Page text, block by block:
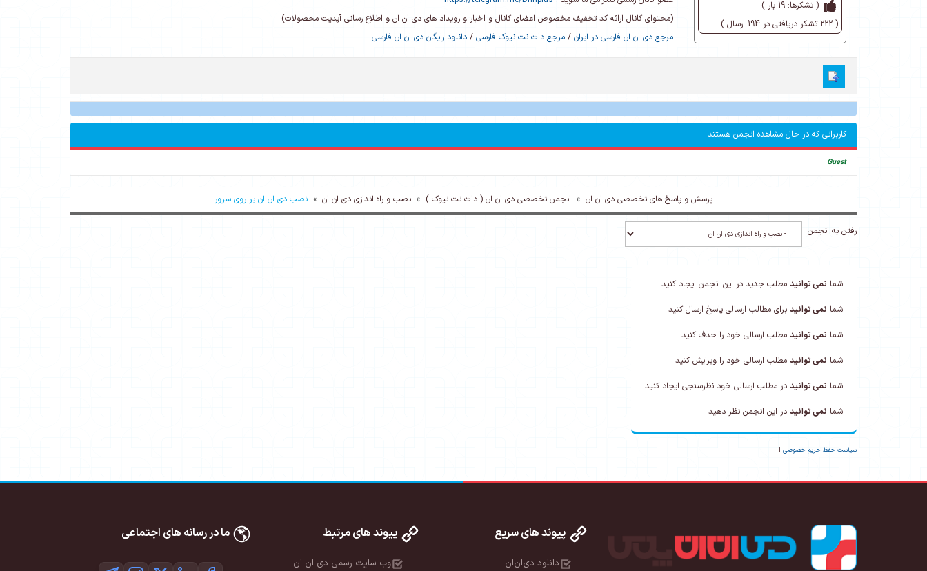
( تشکرها: 19 بار )
( 222 تشکر دریافتی در 194 ارسال )
(محتوای کانال ارائه کد تخفیف مخصوص اعضای کانال و اخبار و رویداد های دی ان ان و اطلاع رسانی آپدیت محصولات)
مرجع دی ان ان فارسی در ایران / مرجع دات نت نیوک فارسی / دانلود رایگان دی ان ان فارسی
کاربرانی که در حال مشاهده انجمن هستند
Guest
پرسش و پاسخ های تخصصی دی ان ان » انجمن تخصصی دی ان ان ( دات نت نیوک ) » نصب و راه اندازی دی ان ان » نصب دی ان ان بر روی سرور
رفتن به انجمن
شما نمی توانید مطلب جدید در این انجمن ایجاد کنید
شما نمی توانید برای مطالب ارسالی پاسخ ارسال کنید
شما نمی توانید مطلب ارسالی خود را حذف کنید
شما نمی توانید مطلب ارسالی خود را ویرایش کنید
شما نمی توانید در مطلب ارسالی خود نظرسنجی ایجاد کنید
شما نمی توانید در این انجمن نظر دهید
سیاست حفظ حریم خصوصی |
پیوند های سریع
دانلود دی‌ان‌ان
پیوند های مرتبط
وب سایت رسمی دی ان ان
ما در رسانه های اجتماعی